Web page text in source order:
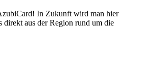
In Zukunft wird man hier
aus der Region rund um die